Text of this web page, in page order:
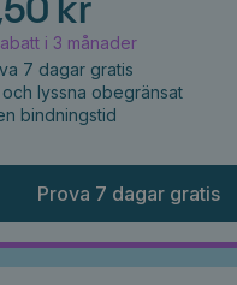
kr
i 3 månader
7 dagar gratis
och lyssna obegränsat
bindningstid
Prova 7 dagar gratis